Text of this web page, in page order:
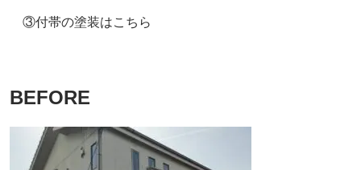
③付帯の塗装はこちら
BEFORE